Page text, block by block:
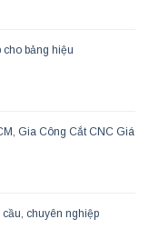
bảng hiệu
Gia Công Cắt CNC Giá
chuyên nghiệp